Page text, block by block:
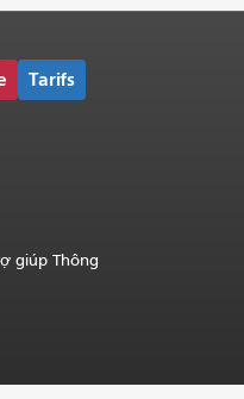
Tarifs
giúp Thông